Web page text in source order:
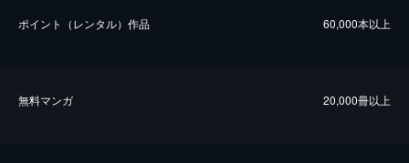
ポイント（レンタル）作品 60,000本以上
無料マンガ 20,000冊以上